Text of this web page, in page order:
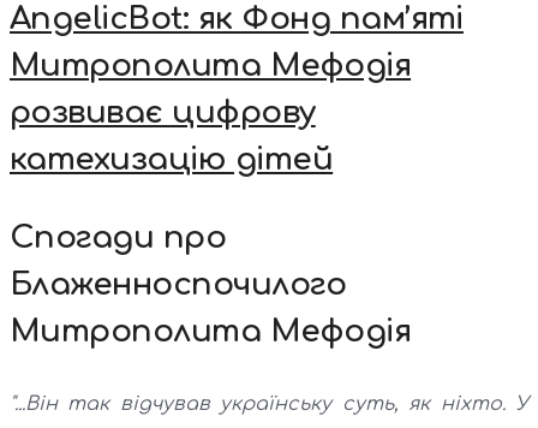
AngelicBot: як Фонд пам’яті
Митрополита Мефодія
розвиває цифрову
катехизацію дітей
Спогади про
Блаженноспочилого
Митрополита Мефодія
"...Він так відчував українську суть, як ніхто. У